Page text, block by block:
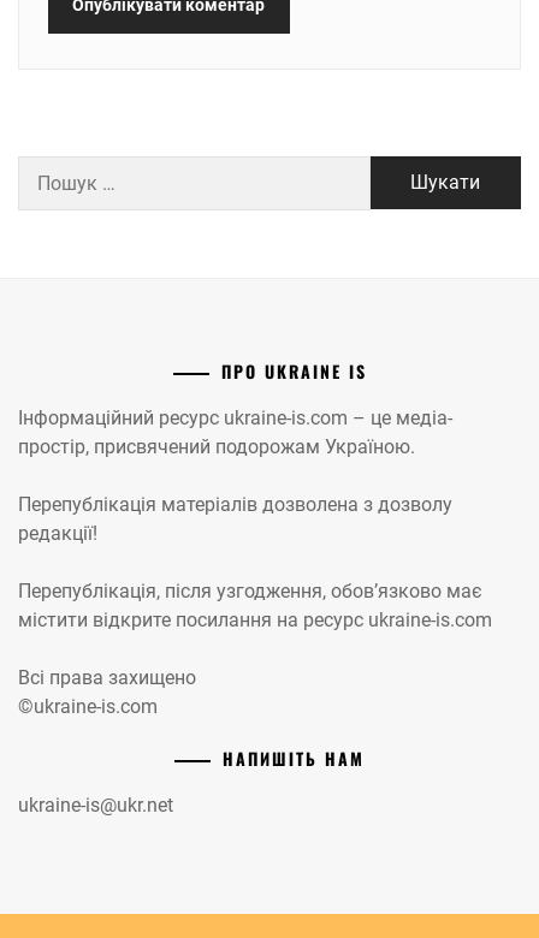
ПРО UKRAINE IS
Інформаційний ресурс ukraine-is.com – це медіа-
простір, присвячений подорожам Україною.
Перепублікація матеріалів дозволена з дозволу
редакції!
Перепублікація, після узгодження, обов’язково має
містити відкрите посилання на ресурс ukraine-is.com
Всі права захищено
©ukraine-is.com
НАПИШІТЬ НАМ
ukraine-is@ukr.net